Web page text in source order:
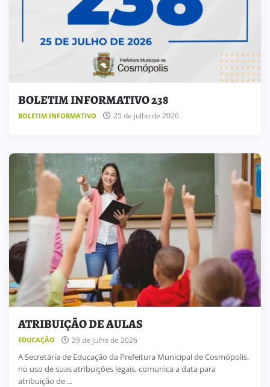
BOLETIM INFORMATIVO 238
BOLETIM INFORMATIVO 25 de julho de 2026
ATRIBUIÇÃO DE AULAS
EDUCAÇÃO 29 de julho de 2026
A Secretária de Educação da Prefeitura Municipal de Cosmópolis,
no uso de suas atribuições legais, comunica a data para
atribuição de ...